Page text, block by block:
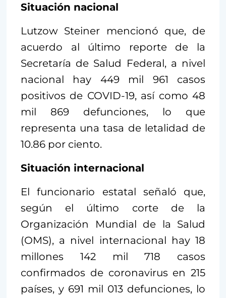
Situación nacional
Lutzow Steiner mencionó que, de
acuerdo al último reporte de la
Secretaría de Salud Federal, a nivel
nacional hay 449 mil 961 casos
positivos de COVID-19, así como 48
mil 869 defunciones, lo que
representa una tasa de letalidad de
10.86 por ciento.
Situación internacional
El funcionario estatal señaló que,
según el último corte de la
Organización Mundial de la Salud
(OMS), a nivel internacional hay 18
millones 142 mil 718 casos
confirmados de coronavirus en 215
países, y 691 mil 013 defunciones, lo